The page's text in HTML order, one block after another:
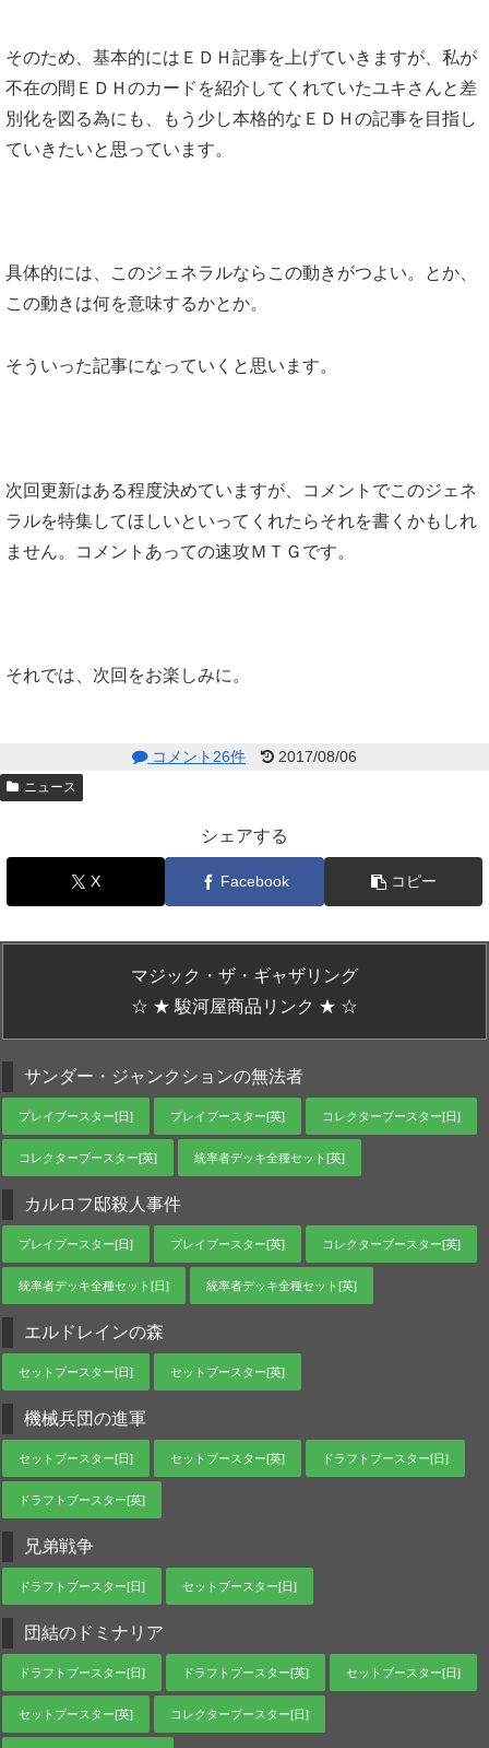
そのため、基本的にはＥＤＨ記事を上げていきますが、私が
不在の間ＥＤＨのカードを紹介してくれていたユキさんと差
別化を図る為にも、もう少し本格的なＥＤＨの記事を目指し
ていきたいと思っています。
具体的には、このジェネラルならこの動きがつよい。とか、
この動きは何を意味するかとか。
そういった記事になっていくと思います。
次回更新はある程度決めていますが、コメントでこのジェネ
ラルを特集してほしいといってくれたらそれを書くかもしれ
ません。コメントあっての速攻ＭＴＧです。
それでは、次回をお楽しみに。
コメント26件 2017/08/06
ニュース
シェアする
X Facebook コピー
マジック・ザ・ギャザリング
☆ ★ 駿河屋商品リンク ★ ☆
サンダー・ジャンクションの無法者
プレイブースター[日] プレイブースター[英] コレクターブースター[日]
コレクターブースター[英] 統率者デッキ全種セット[英]
カルロフ邸殺人事件
プレイブースター[日] プレイブースター[英] コレクターブースター[英]
統率者デッキ全種セット[日] 統率者デッキ全種セット[英]
エルドレインの森
セットブースター[日] セットブースター[英]
機械兵団の進軍
セットブースター[日] セットブースター[英] ドラフトブースター[日]
ドラフトブースター[英]
兄弟戦争
ドラフトブースター[日] セットブースター[日]
団結のドミナリア
ドラフトブースター[日] ドラフトブースター[英] セットブースター[日]
セットブースター[英] コレクターブースター[日]